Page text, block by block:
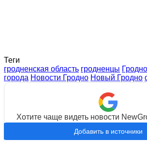
Теги
гродненская область гродненцы Гродно
города Новости Гродно Новый Гродно
Хотите чаще видеть новости
Добавить в источники